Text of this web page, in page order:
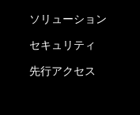
ソリューション
セキュリティ
先行アクセス